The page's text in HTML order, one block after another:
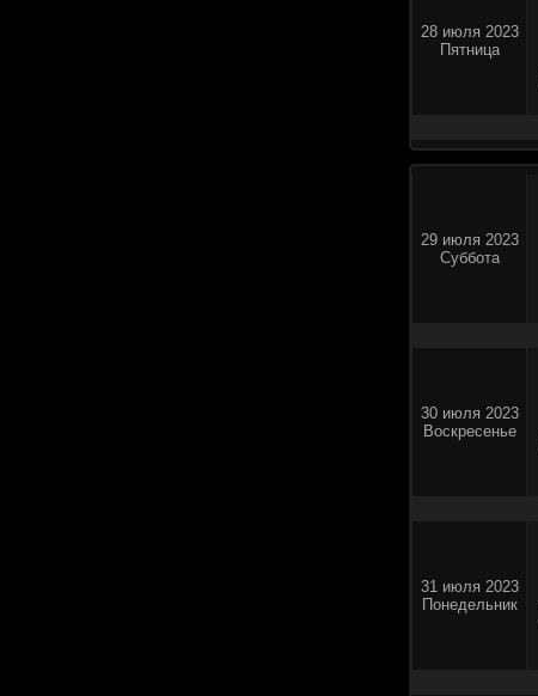
28 июля 2023
Пятница
29 июля 2023
Суббота
30 июля 2023
Воскресенье
31 июля 2023
Понедельник